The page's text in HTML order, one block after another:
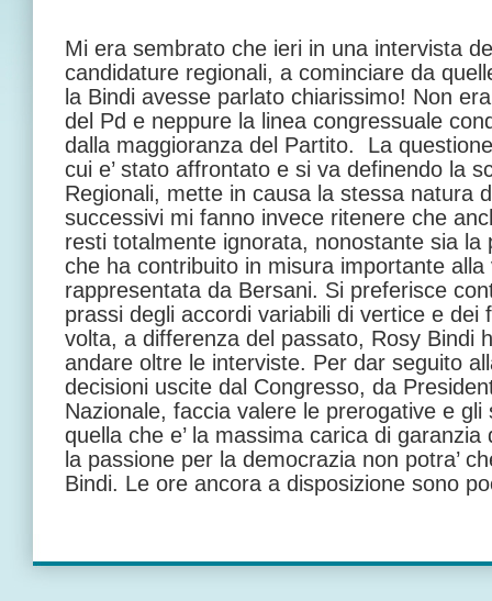
Mi era sembrato che ieri in una intervista
candidature regionali, a cominciare da
la Bindi avesse parlato chiarissimo! Non
del Pd e neppure la linea congressuale
dalla maggioranza del Partito. La
cui e’ stato affrontato e si va definendo la
Regionali, mette in causa la stessa natura
successivi mi fanno invece ritenere che
resti totalmente ignorata, nonostante sia la
che ha contribuito in misura importante alla
rappresentata da Bersani. Si preferisce
prassi degli accordi variabili di vertice e
volta, a differenza del passato, Rosy Bindi
andare oltre le interviste. Per dar seguito
decisioni uscite dal Congresso, da
Nazionale, faccia valere le prerogative e
quella che e’ la massima carica di
la passione per la democrazia non potra’
Bindi. Le ore ancora a disposizione sono